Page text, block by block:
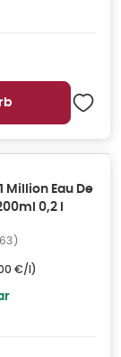
Million Eau De
0,2 l
)
€/l)